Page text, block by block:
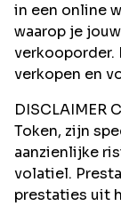
in een online
waarop je
verkooporder.
verkopen en
DISCLAIMER
Token, zijn
aanzienlijke
volatiel.
prestaties uit